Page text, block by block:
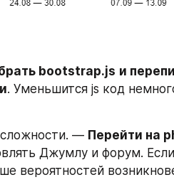
bootstrap.js и
. Уменьшится js код
— Перейти на
Джумлу и форум.
вероятностей